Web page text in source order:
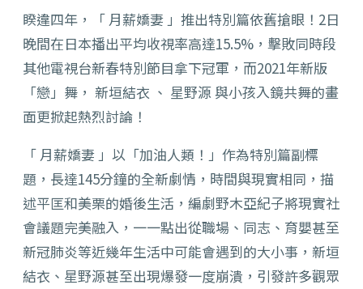
睽違四年，「 月薪嬌妻 」推出特別篇依舊搶眼！2日
晚間在日本播出平均收視率高達15.5%，擊敗同時段
其他電視台新春特別節目拿下冠軍，而2021年新版
「戀」舞， 新垣結衣 、 星野源 與小孩入鏡共舞的畫
面更掀起熱烈討論！
「 月薪嬌妻 」以「加油人類！」作為特別篇副標
題，長達145分鐘的全新劇情，時間與現實相同，描
述平匡和美栗的婚後生活，編劇野木亞紀子將現實社
會議題完美融入，一一點出從職場、同志、育嬰甚至
新冠肺炎等近幾年生活中可能會遇到的大小事，新垣
結衣、星野源甚至出現爆發一度崩潰，引發許多觀眾